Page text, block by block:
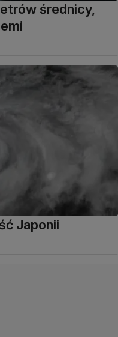
średnicy,
Japonii